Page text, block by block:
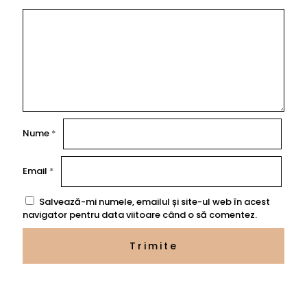
Nume *
Email *
Salvează-mi numele, emailul și site-ul web în acest
navigator pentru data viitoare când o să comentez.